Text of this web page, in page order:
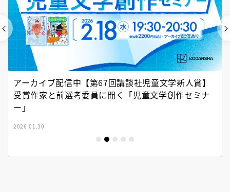
アーカイブ配信中【第67回講談社児童文学新人賞】
受賞作家と前選考委員に聞く「児童文学創作セミナ
ー」
2026.01.30